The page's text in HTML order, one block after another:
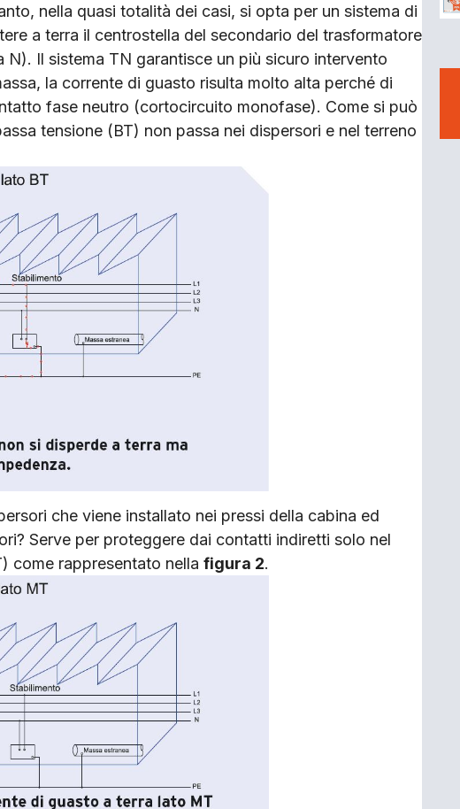
nella quasi totalità dei casi, si opta per un sistema di
a terra il centrostella del secondario del trasformatore
Il sistema TN garantisce un più sicuro intervento
la corrente di guasto risulta molto alta perché di
fase neutro (cortocircuito monofase). Come si può
tensione (BT) non passa nei dispersori e nel terreno
che viene installato nei pressi della cabina ed
Serve per proteggere dai contatti indiretti solo nel
come rappresentato nella figura 2.